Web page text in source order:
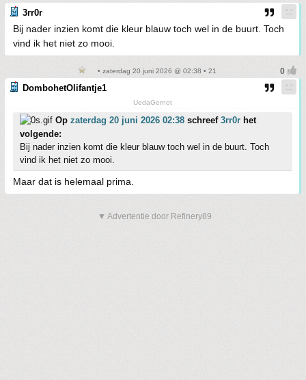
3rr0r
Bij nader inzien komt die kleur blauw toch wel in de buurt. Toch
vind ik het niet zo mooi.
• zaterdag 20 juni 2026 @ 02:38 • 21
DombohetOlifantje1
UedaGernot
Op zaterdag 20 juni 2026 02:38 schreef 3rr0r het
volgende:
Bij nader inzien komt die kleur blauw toch wel in de buurt. Toch
vind ik het niet zo mooi.
Maar dat is helemaal prima.
▼ Advertentie door Refinery89